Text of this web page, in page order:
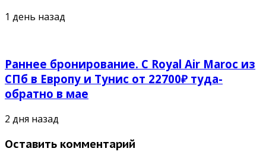
1 день назад
Раннее бронирование. С Royal Air Maroc из
СПб в Европу и Тунис от 22700₽ туда-
обратно в мае
2 дня назад
Оставить комментарий